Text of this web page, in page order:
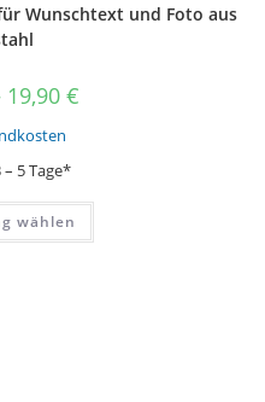
Wunschtext und Foto aus
19,90 €
– 5 Tage*
wählen
Dieses
weist